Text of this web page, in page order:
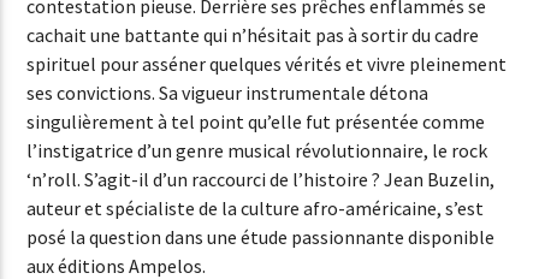
contestation pieuse. Derrière ses prêches enflammés se
cachait une battante qui n’hésitait pas à sortir du cadre
spirituel pour asséner quelques vérités et vivre pleinement
ses convictions. Sa vigueur instrumentale détona
singulièrement à tel point qu’elle fut présentée comme
l’instigatrice d’un genre musical révolutionnaire, le rock
‘n’roll. S’agit-il d’un raccourci de l’histoire ? Jean Buzelin,
auteur et spécialiste de la culture afro-américaine, s’est
posé la question dans une étude passionnante disponible
aux éditions Ampelos.